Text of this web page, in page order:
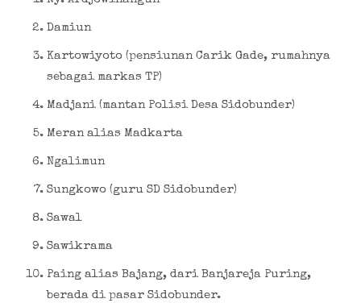
Damiun
Kartowiyoto (pensiunan Carik Gade, rumahnya
sebagai markas TP)
Madjani (mantan Polisi Desa Sidobunder)
Meran alias Madkarta
Ngalimun
Sungkowo (guru SD Sidobunder)
Sawal
Sawikrama
Paing alias Bajang, dari Banjareja Puring,
berada di pasar Sidobunder.